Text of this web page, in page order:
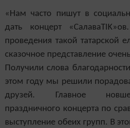
«Нам часто пишут в
дать концерт «Салава TIK
проведения такой татарской
сказочное представление
Получили слова
этом году мы решили
друзей. Главное
праздничного концерта по
выступление обеих групп. В